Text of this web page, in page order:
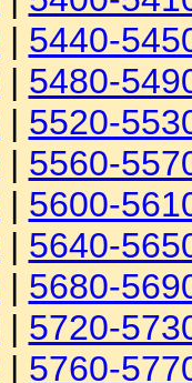
| 5440-
| 5480-
| 5520-
| 5560-
| 5600-
| 5640-
| 5680-
| 5720-
| 5760-